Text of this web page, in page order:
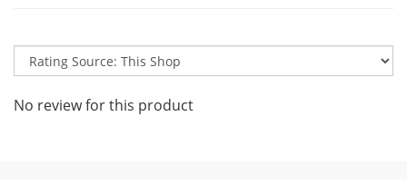
No review for this product